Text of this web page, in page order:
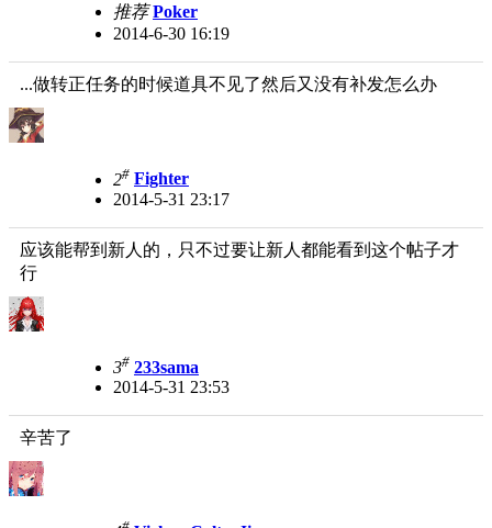
推荐Poker
2014-6-30 16:19
...做转正任务的时候道具不见了然后又没有补发怎么办
2# Fighter
2014-5-31 23:17
应该能帮到新人的，只不过要让新人都能看到这个帖子才
行
3# 233sama
2014-5-31 23:53
辛苦了